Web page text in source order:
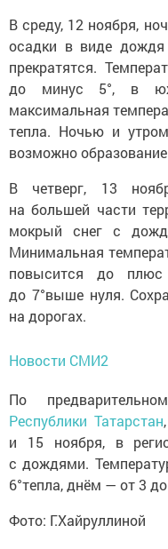
В среду, 12 ноября,
осадки в виде
прекратятся.
до минус 5°, в
максимальная
тепла. Ночью и
возможно
В четверг, 13
на большей части
мокрый снег с
Минимальная
повысится до плюс
до 7°выше нуля.
на дорогах.
Новости СМИ2
По
Республики Татарстан
и 15 ноября, в
с дождями.
6°тепла, днём — от 3 до
Фото: Г.Хайруллиной